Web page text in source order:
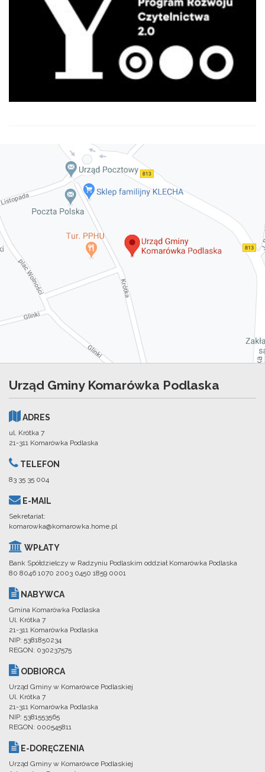
Urząd Gminy Komarówka Podlaska
ADRES
ul. Krótka 7
21-311 Komarówka Podlaska
TELEFON
83 35 35 004
E-MAIL
Sekretariat:
komarowka@komarowka.home.pl
WPŁATY
Bank Spółdzielczy w Radzyniu Podlaskim oddział Komarówka Podlaska
80 8046 1070 2003 0450 1859 0001
NABYWCA
Gmina Komarówka Podlaska
Ul. Krótka 7
21-311 Komarówka Podlaska
NIP: 5381850234
REGON: 030237575
ODBIORCA
Urząd Gminy w Komarówce Podlaskiej
Ul. Krótka 7
21-311 Komarówka Podlaska
NIP: 5381553565
REGON: 000545811
E-DORĘCZENIA
Urząd Gminy w Komarówce Podlaskiej